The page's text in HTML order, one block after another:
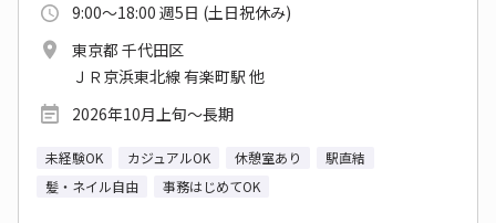
9:00～18:00 週5日 (土日祝休み)
東京都 千代田区
ＪＲ京浜東北線 有楽町駅 他
2026年10月上旬～長期
未経験OK カジュアルOK 休憩室あり
駅直結
髪・ネイル自由
事務はじめてOK